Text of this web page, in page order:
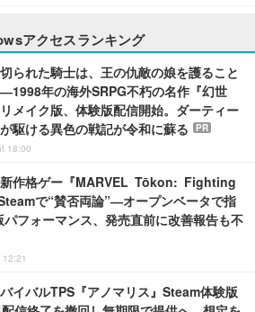
アクセスランキング
られた騎士は、王の仇敵の娘を護ること
年の海外SRPG不朽の名作『幻世
メイク版、体験版配信開始。ダーティー
駆ける異色の戦記が令和に蘇る
PR
18:00
新作格ゲー『MARVEL Tōkon: Fighting
で“賛否両論”―オープンベータで指
パフォーマンス、発売直前に改善報告も不
イバルTPS『アノマリス』Steam体験版